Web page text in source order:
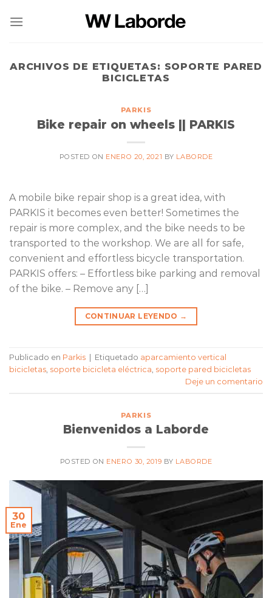
ARCHIVOS DE ETIQUETAS: SOPORTE PARED
BICICLETAS
PARKIS
Bike repair on wheels || PARKIS
POSTED ON ENERO 20, 2021 BY LABORDE
A mobile bike repair shop is a great idea, with
PARKIS it becomes even better! Sometimes the
repair is more complex, and the bike needs to be
transported to the workshop. We are all for safe,
convenient and effortless bicycle transportation.
PARKIS offers: – Effortless bike parking and removal
of the bike. – Remove any […]
CONTINUAR LEYENDO →
Publicado en Parkis Etiquetado aparcamiento vertical
bicicletas soporte bicicleta eléctrica soporte pared bicicletas
Deje un comentario
PARKIS
Bienvenidos a Laborde
POSTED ON ENERO 30, 2019 BY LABORDE
30
Ene